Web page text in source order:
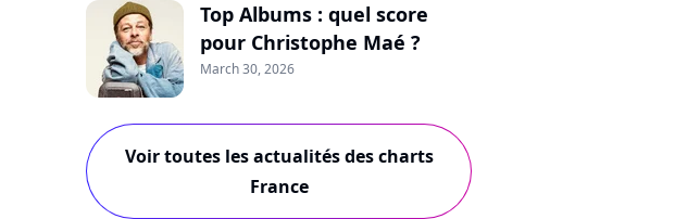
Top Albums : quel score
pour Christophe Maé ?
March 30, 2026
Voir toutes les actualités des charts
France